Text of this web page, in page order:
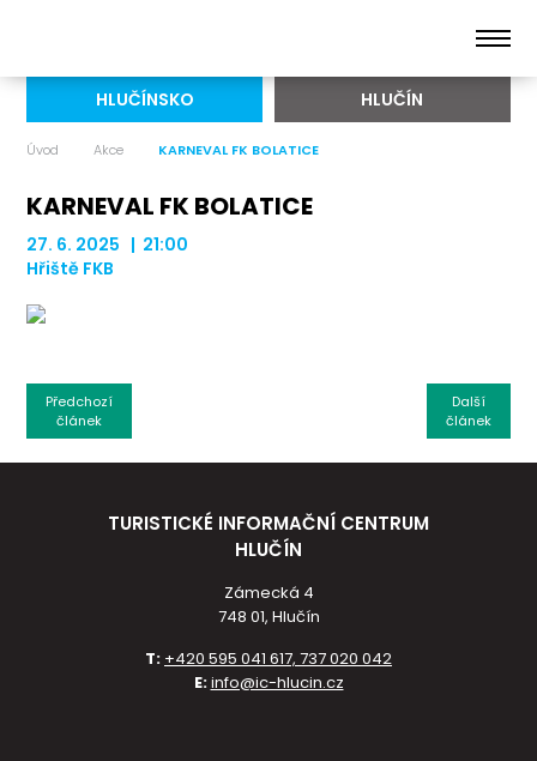
HLUČÍNSKO HLUČÍN
Úvod Akce KARNEVAL FK BOLATICE
KARNEVAL FK BOLATICE
27. 6. 2025 | 21:00
Hřiště FKB
Další
článek
Předchozí
článek
TURISTICKÉ INFORMAČNÍ CENTRUM
HLUČÍN
Zámecká 4
748 01, Hlučín
T: +420 595 041 617, 737 020 042
E:info@ic-hlucin.cz